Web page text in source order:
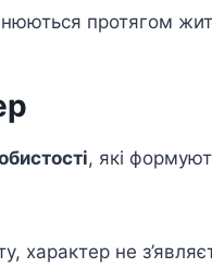
протягом
, які
характер не